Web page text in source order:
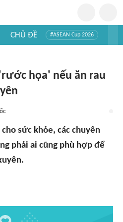
CHỦ ĐỀ #ASEAN Cup 2026
họa' nếu ăn rau
sức khỏe, các chuyên
phải ai cũng phù hợp để